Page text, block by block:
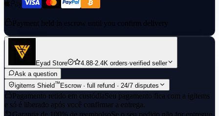
Payment held in escrow until you confirm delivery
Eyad Store 4.88·2.4K orders·verified seller
Ask a question
igitems Shield™ Escrow · full refund · 24/7 disputes
Pagamento retido em custódiaSeu pagamento fica com a igitems
e só é liberado após você confirmar a entrega.
Garantia de 100% de reembolsoSe o seu pedido não for entregue